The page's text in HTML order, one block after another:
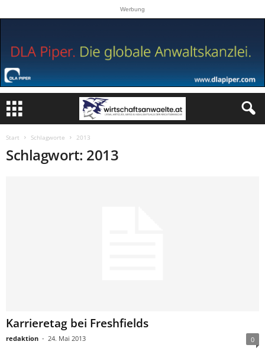
Werbung
Start Schlagworte 2013
Schlagwort: 2013
Karrieretag bei Freshfields
redaktion - 24. Mai 2013 0